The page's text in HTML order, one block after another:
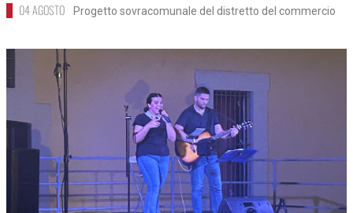
04 AGOSTO Progetto sovracomunale del distretto del commercio